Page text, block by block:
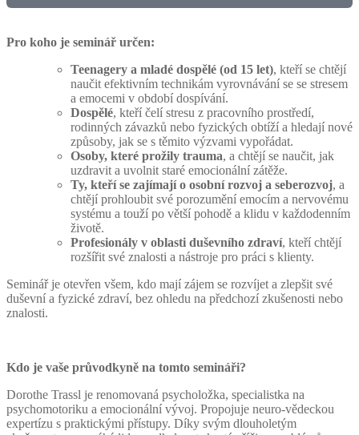
Pro koho je seminář určen:
Teenagery a mladé dospělé (od 15 let), kteří se chtějí
naučit efektivním technikám vyrovnávání se se stresem
a emocemi v období dospívání.
Dospělé, kteří čelí stresu z pracovního prostředí,
rodinných závazků nebo fyzických obtíží a hledají nové
způsoby, jak se s těmito výzvami vypořádat.
Osoby, které prožily trauma, a chtějí se naučit, jak
uzdravit a uvolnit staré emocionální zátěže.
Ty, kteří se zajímají o osobní rozvoj a seberozvoj, a
chtějí prohloubit své porozumění emocím a nervovému
systému a touží po větší pohodě a klidu v každodenním
životě.
Profesionály v oblasti duševního zdraví, kteří chtějí
rozšířit své znalosti a nástroje pro práci s klienty.
Seminář je otevřen všem, kdo mají zájem se rozvíjet a zlepšit své
duševní a fyzické zdraví, bez ohledu na předchozí zkušenosti nebo
znalosti.
Kdo je vaše průvodkyně na tomto semináři?
Dorothe Trassl je renomovaná psycholožka, specialistka na
psychomotoriku a emocionální vývoj. Propojuje neuro-vědeckou
expertízu s praktickými přístupy. Díky svým dlouholetým